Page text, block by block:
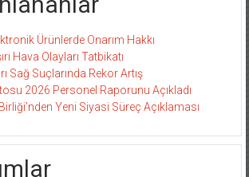
Ürünlerde Onarım Hakkı
Hava Olayları Tatbikatı
Sağ Suçlarında Rekor Artış
2026 Personel Raporunu Açıkladı
Yeni Siyasi Süreç Açıklaması